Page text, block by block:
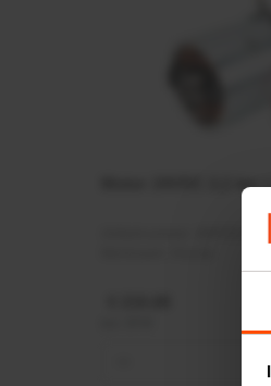
Motor 24VDC 2,2 kw